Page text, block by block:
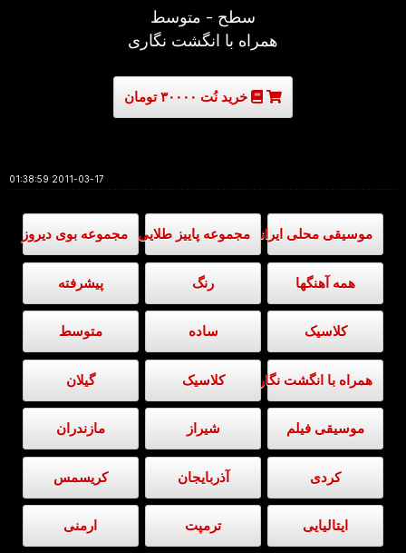
سطح - متوسط
همراه با انگشت نگاری
خرید نُت ۳۰۰۰۰ تومان
2011-03-17 01:38:59
موسیقی محلی ایرانی مجموعه پاییز طلایی مجموعه بوی دیروز
همه آهنگها رنگ پیشرفته
کلاسیک ساده متوسط
همراه با انگشت نگاری کلاسیک گیلان
موسیقی فیلم شیراز مازندران
کردی آذربایجان کریسمس
ایتالیایی ترمپت ارمنی